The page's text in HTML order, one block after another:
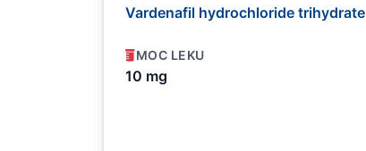
Vardenafil hydrochloride trihydrate
MOC LEKU
10 mg